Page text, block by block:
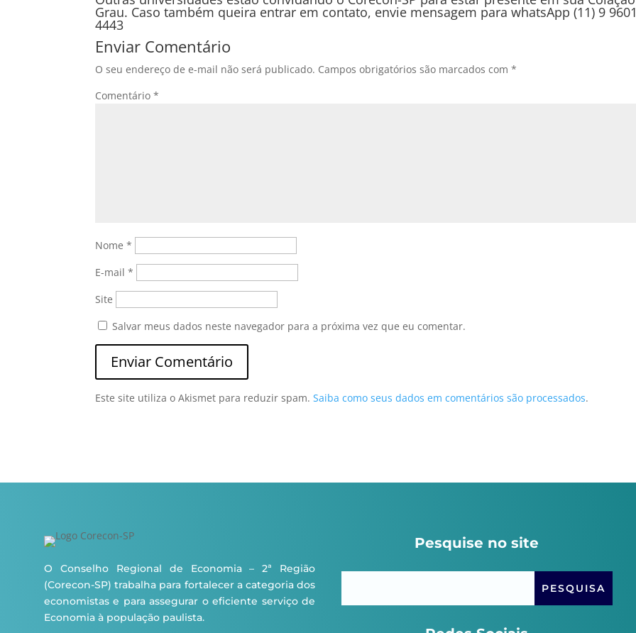
Grau. Caso também queira entrar em contato, envie mensagem para whatsApp (11) 9
4443
Enviar Comentário
O seu endereço de e-mail não será publicado. Campos obrigatórios são marcados com*
Comentário*
Nome*
E-mail*
Site
Salvar meus dados neste navegador para a próxima vez que eu comentar.
Este site utiliza o Akismet para reduzir spam.Saiba como seus dados em comentários são processados.
O Conselho Regional de Economia – 2ª Região
(Corecon-SP) trabalha para fortalecer a categoria dos
economistas e para assegurar o eficiente serviço de
Economia à população paulista.
Pesquise no site